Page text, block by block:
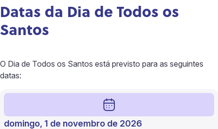
Datas da Dia de Todos os
Santos
O Dia de Todos os Santos está previsto para as seguintes
datas:
domingo, 1 de novembro de 2026